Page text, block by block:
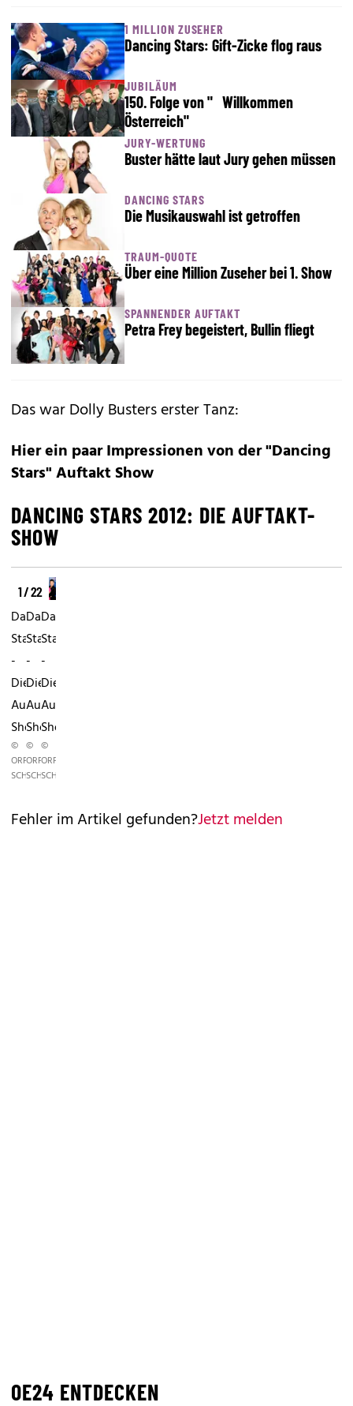
1 MILLION ZUSEHER
Dancing Stars: Gift-Zicke flog raus
JUBILÄUM
150. Folge von " Willkommen
Österreich"
JURY-WERTUNG
Buster hätte laut Jury gehen müssen
DANCING STARS
Die Musikauswahl ist getroffen
TRAUM-QUOTE
Über eine Million Zuseher bei 1. Show
SPANNENDER AUFTAKT
Petra Frey begeistert, Bullin fliegt
Das war Dolly Busters erster Tanz:
Hier ein paar Impressionen von der "Dancing
Stars" Auftakt Show
DANCING STARS 2012: DIE AUFTAKT-
SHOW
1 / 22
Dancing
Stars
-
Die
Auftakt
Show
©
ORF/ALI
SCHAFLER
Dancing
Stars
-
Die
Auftakt
Show
©
ORF/ALI
SCHAFLER
Dancing
Stars
-
Die
Auftakt
Show
©
ORF/ALI
SCHAFLER
Fehler im Artikel gefunden?Jetzt melden
OE24 ENTDECKEN